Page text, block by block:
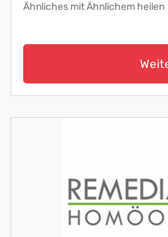
Ähnliches mit Ähnlichem heilen